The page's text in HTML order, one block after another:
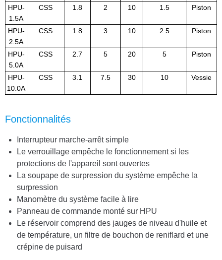
HPU-
1.5A
CSS 1.8 2 10 1.5 Piston
HPU-
2.5A
CSS 1.8 3 10 2.5 Piston
HPU-
5.0A
CSS 2.7 5 20 5 Piston
HPU-
10.0A
CSS 3.1 7.5 30 10 Vessie
Fonctionnalités
Interrupteur marche-arrêt simple
Le verrouillage empêche le fonctionnement si les
protections de l'appareil sont ouvertes
La soupape de surpression du système empêche la
surpression
Manomètre du système facile à lire
Panneau de commande monté sur HPU
Le réservoir comprend des jauges de niveau d'huile et
de température, un filtre de bouchon de reniflard et une
crépine de puisard